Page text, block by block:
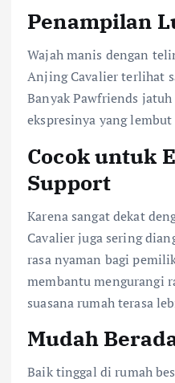
Penampilan
Wajah manis dengan
Anjing Cavalier terlihat
Banyak Pawfriends
ekspresinya yang
Cocok untuk
Support
Karena sangat dekat
Cavalier juga sering
rasa nyaman bagi
membantu mengurangi
suasana rumah terasa
Mudah
Baik tinggal di rumah